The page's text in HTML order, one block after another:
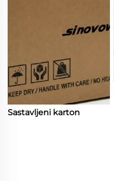
Sastavljeni karton